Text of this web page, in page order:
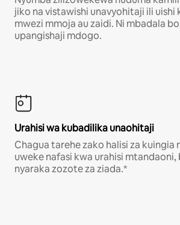
jiko na vistawishi unavyohitaji ili uishi
mwezi mmoja au zaidi. Ni mbadala
upangishaji mdogo.
Urahisi wa kubadilika unaohitaji
Chagua tarehe zako halisi za kuingia
uweke nafasi kwa urahisi
nyaraka zozote za ziada.*